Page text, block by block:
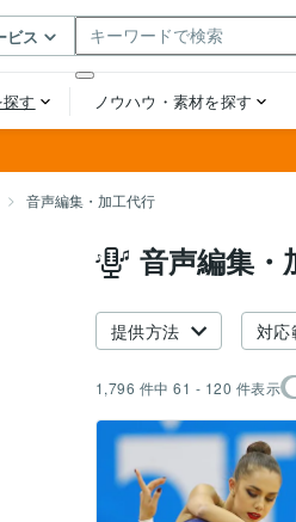
音声編集・加工代行
音声編集・
提供方法 対応
1,796 件中 61 - 120 件表示